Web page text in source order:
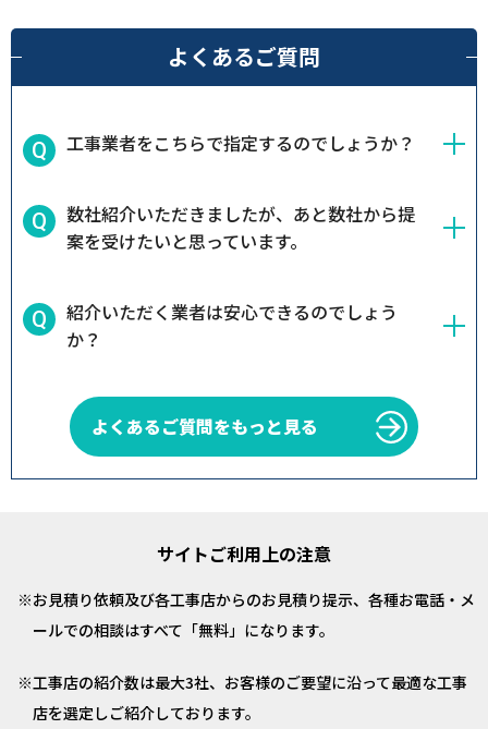
よくあるご質問
工事業者をこちらで指定するのでしょうか？
数社紹介いただきましたが、あと数社から提
案を受けたいと思っています。
紹介いただく業者は安心できるのでしょう
か？
よくあるご質問をもっと見る
サイトご利用上の注意
お見積り依頼及び各工事店からのお見積り提示、各種お電話・メ
ールでの相談はすべて「無料」になります。
工事店の紹介数は最大3社、お客様のご要望に沿って最適な工事
店を選定しご紹介しております。